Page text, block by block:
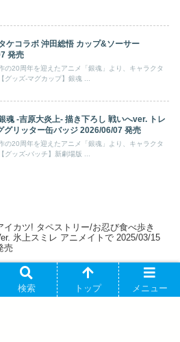
ケコラボ 沖田総悟 カップ&ソーサー
発売
の20周年を迎えたアニメ「銀魂」より、キャラクタ
グッズ-マグカップ】銀魂 ...
魂 -吉原大炎上- 描き下ろし 戦いへver. トレ
グリッター缶バッジ 2026/06/07 発売
の20周年を迎えたアニメ「銀魂」より、キャラクタ
グッズ-バッチ】新劇場版 ...
イカツ! タペストリー/お忍び食べ歩き
氷上スミレ アニメイトで 2025/03/15
売
リルキーホ
検索 トップ メニュー